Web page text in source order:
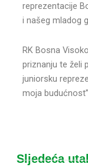
reprezentacije
i našeg mladog
RK Bosna
priznanju te želi
juniorsku
moja
Sljedeća